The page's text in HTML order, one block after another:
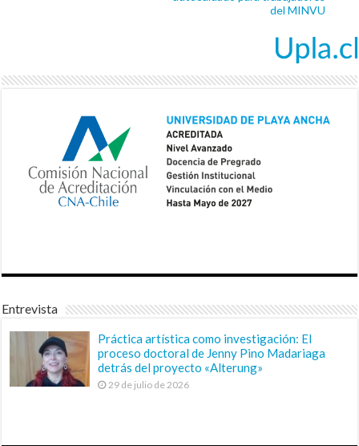
del MINVU
Entrevista
Práctica artística como investigación: El
proceso doctoral de Jenny Pino Madariaga
detrás del proyecto «Alterung»
29 de julio de 2026